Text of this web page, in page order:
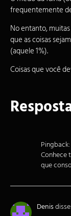
frequentemente
No entanto,
que as coisas
(aquele 1%).
Coisas que você
Pingback:
Conhece
que
Denisdisse: